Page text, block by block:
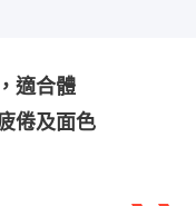
適合體
倦及面色